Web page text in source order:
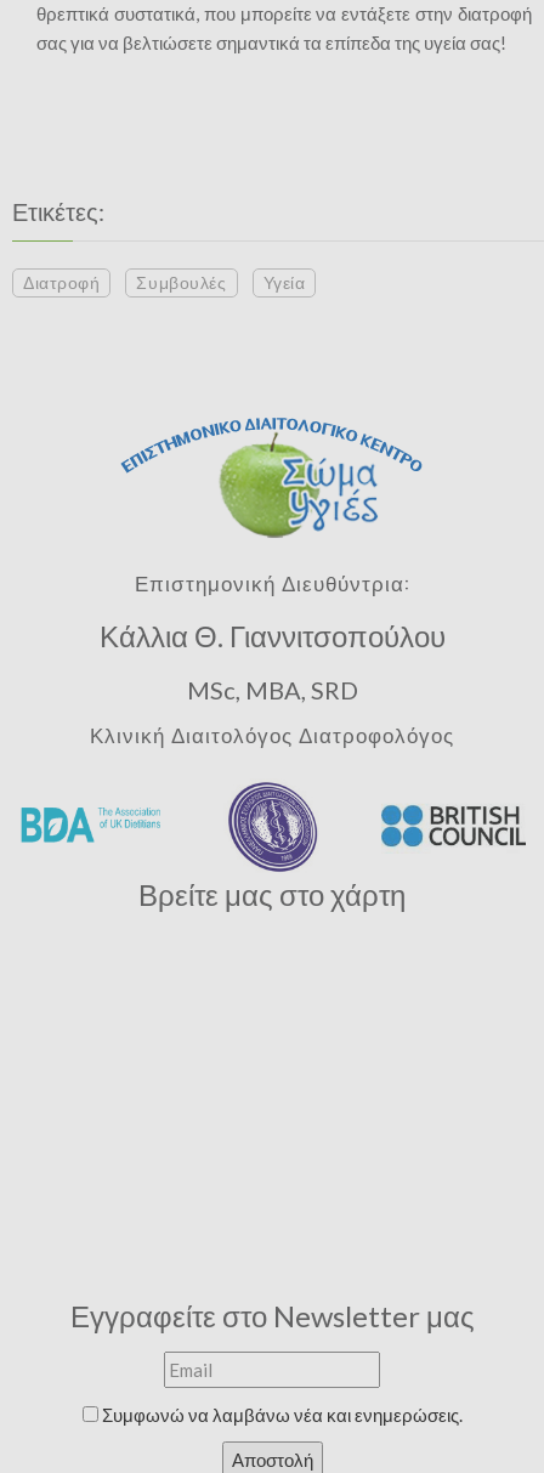
θρεπτικά συστατικά, που μπορείτε να εντάξετε στην διατροφή
σας για να βελτιώσετε σημαντικά τα επίπεδα της υγεία σας!
Ετικέτες:
Διατροφή Συμβουλές Υγεία
Επιστημονική Διευθύντρια:
Κάλλια Θ. Γιαννιτσοπούλου
MSc, MBA, SRD
Κλινική Διαιτολόγος Διατροφολόγος
Βρείτε μας στο χάρτη
Εγγραφείτε στο Newsletter μας
Συμφωνώ να λαμβάνω νέα και ενημερώσεις.
Αποστολή